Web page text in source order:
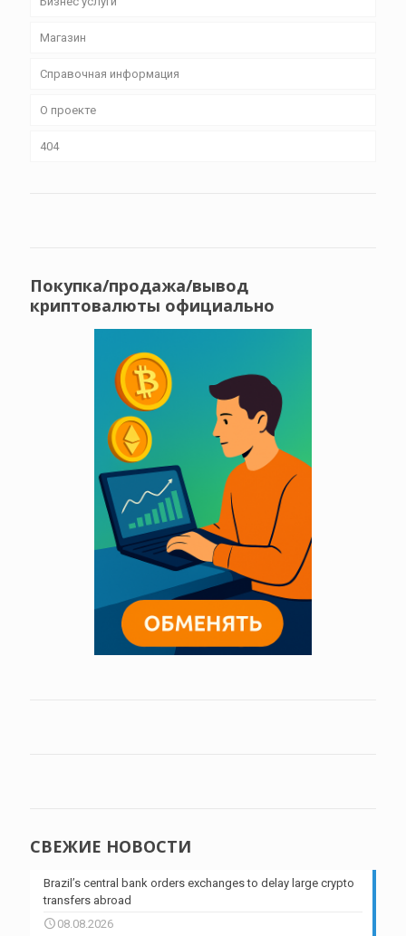
Магазин
Справочная информация
О проекте
404
Покупка/продажа/вывод
криптовалюты официально
СВЕЖИЕ НОВОСТИ
Brazil’s central bank orders exchanges to delay large crypto
transfers abroad
08.08.2026